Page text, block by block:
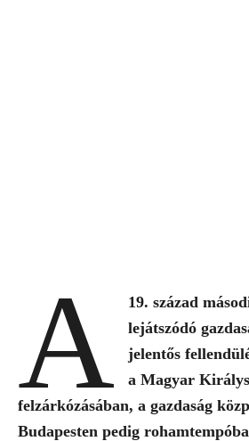
A
19. század
lejátszódó
jelentős
a Magyar
felzárkózásában, a gazdaság
Budapesten pedig